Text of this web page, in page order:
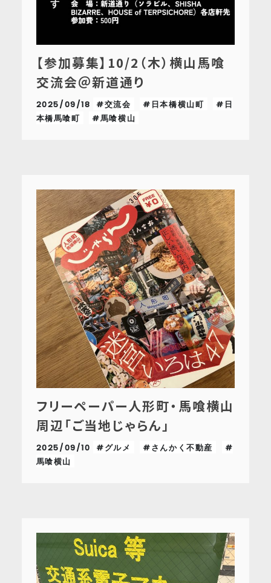
【参加募集】10/2（木）横山馬喰
交流会＠新道通り
2025/09/18 #交流会 #日本橋横山町
#日
本橋馬喰町
#馬喰横山
フリーペーパー人形町・馬喰横山
周辺「ご当地じゃらん」
2025/09/10 #グルメ #さんかく不動産
#
馬喰横山